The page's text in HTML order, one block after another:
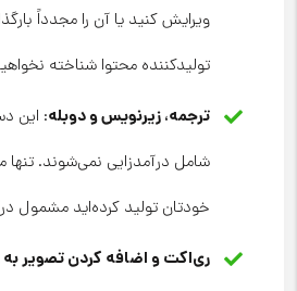
ویرایش کنید یا آن را مجدداً
تولیدکننده محتوا شناخته
ترجمه، زیرنویس و دوبله: این
شامل درآمدزایی نمی‌شوند. تنها
خودتان تولید کرده‌اید مشمول
ری‌اکت و اضافه کردن تصویر